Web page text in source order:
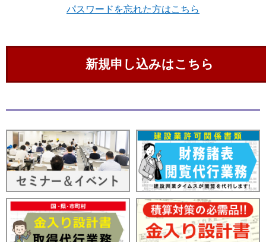
パスワードを忘れた方はこちら
新規申し込みはこちら